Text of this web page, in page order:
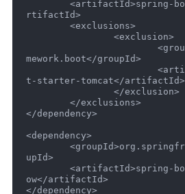
rtifactId>
mework.boot</groupId>
t-starter-tomcat</artifactId>
</dependency>
<dependency>
upId>
ow</artifactId>
</dependency>